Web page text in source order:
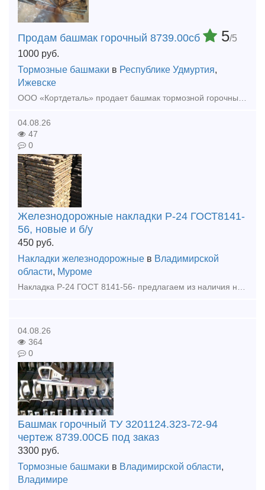
Продам башмак горочный 8739.00сб 5/5
1000 руб.
Тормозные башмаки в Республике Удмуртия,
Ижевске
ООО «Кортдеталь» продает башмак тормозной горочный 8739.00сб. Цена с НДС. Организуем доставку из Ижевска.
04.08.26
47
0
Железнодорожные накладки Р-24 ГОСТ8141-
56, новые и б/у
450 руб.
Накладки железнодорожные в Владимирской
области, Муроме
Накладка Р-24 ГОСТ 8141-56- предлагаем из наличия на нашем складе, новая, бу, гарантия качества, оперативная отгрузка. Оплата: наличными, безналичным расчетом, банковской картой. Скидки от выбора о
04.08.26
364
0
Башмак горочный ТУ 3201124.323-72-94
чертеж 8739.00СБ под заказ
3300 руб.
Тормозные башмаки в Владимирской области,
Владимире